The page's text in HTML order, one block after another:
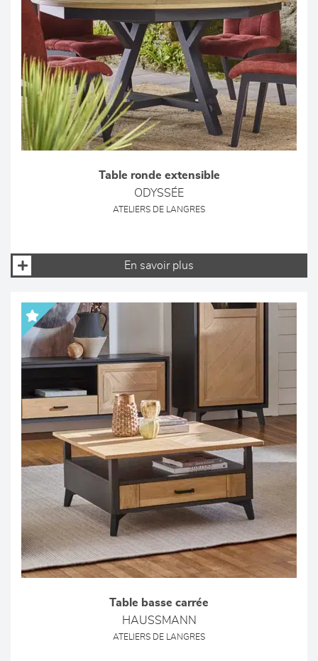
Table ronde extensible
ODYSSÉE
ATELIERS DE LANGRES
En savoir plus
Table basse carrée
HAUSSMANN
ATELIERS DE LANGRES